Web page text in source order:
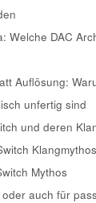
Welche DAC
Auflösung:
unfertig sind
und deren
Mythos
auch für